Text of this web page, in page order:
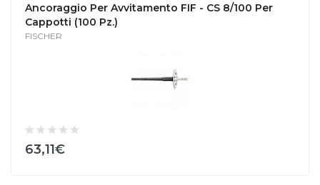
Ancoraggio Per Avvitamento FIF - CS 8/100 Per
Cappotti (100 Pz.)
FISCHER
63,11€